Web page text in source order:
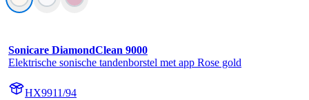
Sonicare DiamondClean 9000
Elektrische sonische tandenborstel met app Rose gold
HX9911/94